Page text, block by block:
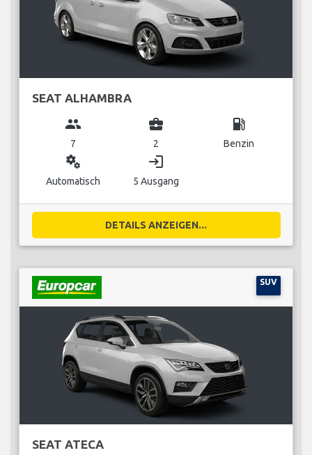
SEAT ALHAMBRA
group
7
business_center
2
local_gas_station
Benzin
miscellaneous_services
Automatisch
login
5 Ausgang
DETAILS ANZEIGEN...
SUV
SEAT ATECA